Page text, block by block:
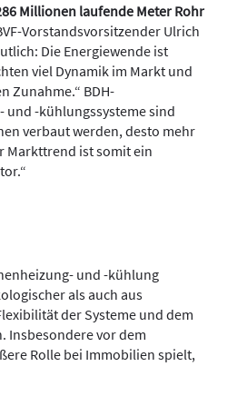
Millionen laufende Meter Rohr
Vorstandsvorsitzender Ulrich
Die Energiewende ist
viel Dynamik im Markt und
Zunahme.“ BDH-
und -kühlungssysteme sind
verbaut werden, desto mehr
Markttrend ist somit ein
und -kühlung
als auch aus
der Systeme und dem
Insbesondere vor dem
Rolle bei Immobilien spielt,